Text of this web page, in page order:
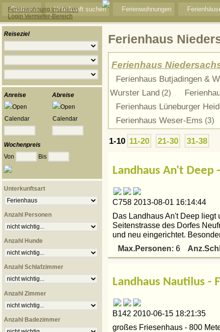
Ferienwohnung inserieren
Login Vermieter-Bereich
Startseite Unterkunft suchen Ferienwohnungen
Reiseziel
Anreise Abreise
Wochenpreis
Von
Bis
Unterkunftsart
Anzahl Personen
Anzahl Hunde
Anzahl Schlafzimmer
Anzahl Zimmer
Anzahl Badezimmer
Ferienhaus
Ferienhaus
Ferienhaus Butjadingen &
Wurster Land (2)
Ferienhaus Lüneburger
Ferienhaus Weser-Ems (3)
1-10 11-20 21-30 31-38
Landhaus An't Deep
C758 2013-08-01 16:14:44
Das Landhaus An't Deep
Seitenstrasse des Dorfes
und neu eingerichtet.
Max.Personen: 6
Landhaus Nautilus -
B142 2010-06-15 18:21:35
großes Friesenhaus - 800